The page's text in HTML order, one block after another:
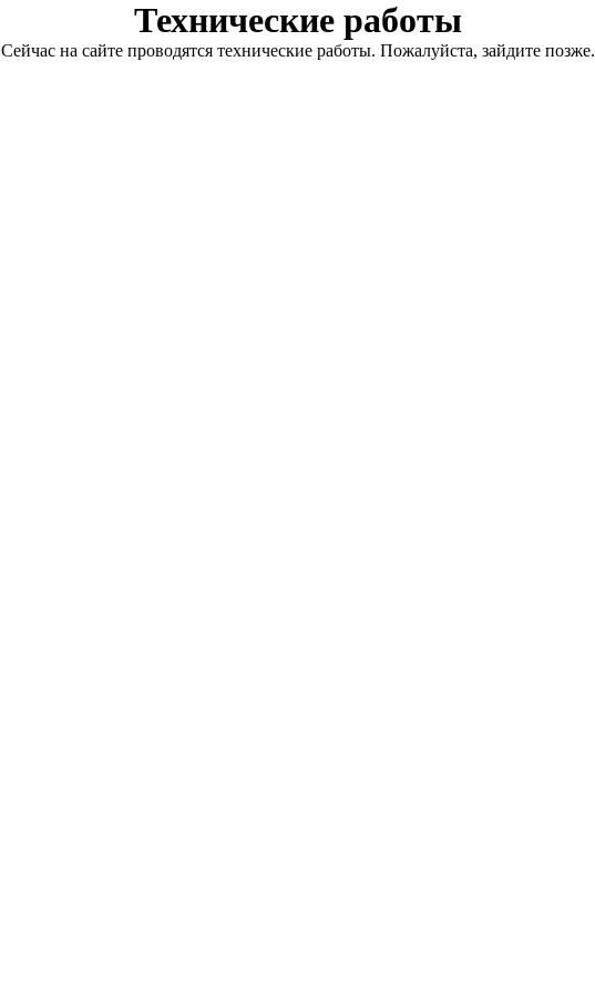
Технические работы
Сейчас на сайте проводятся технические работы. Пожалуйста, зайдите позже.